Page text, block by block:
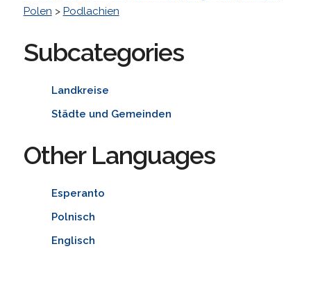
Polen > Podlachien
Subcategories
Landkreise
Städte und Gemeinden
Other Languages
Esperanto
Polnisch
Englisch